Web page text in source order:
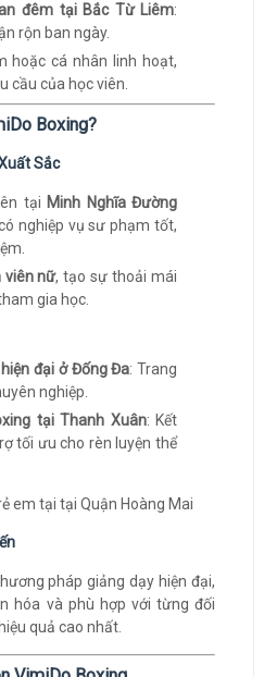
đêm tại Bắc Từ Liêm:
rộn ban ngày.
hoặc cá nhân linh hoạt,
cầu của học viên.
Boxing?
Sắc
tại Minh Nghĩa Đường
nghiệp vụ sư phạm tốt,
viên nữ, tạo sự thoải mái
gia học.
đại ở Đống Đa: Trang
nghiệp.
tại Thanh Xuân: Kết
tối ưu cho rèn luyện thể
pháp giảng dạy hiện đại,
hóa và phù hợp với từng đối
quả cao nhất.